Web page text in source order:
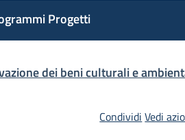
Progetti
dei beni culturali e
Condividi Vedi